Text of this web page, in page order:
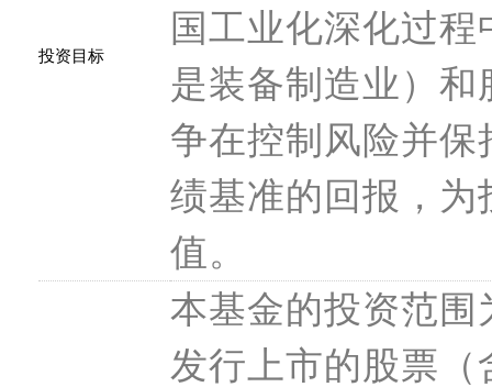
投资目标
国工业化深化过
是装备制造业）和
争在控制风险并
绩基准的回报，
值。
本基金的投资范
发行上市的股票